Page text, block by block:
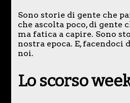
Sono storie di gente che
che ascolta poco, di gente
ma fatica a capire. Sono
nostra epoca. E,
noi.
Lo scorso